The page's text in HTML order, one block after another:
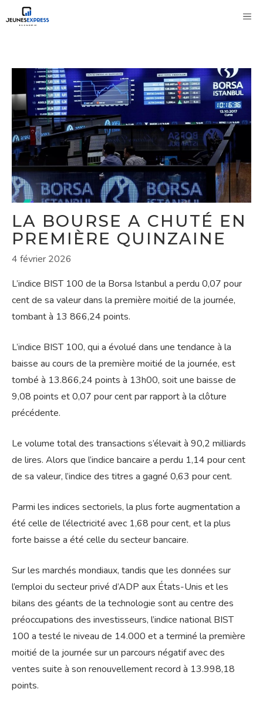
au
LA BOURSE A CHUTÉ EN
PREMIÈRE QUINZAINE
4 février 2026
L’indice BIST 100 de la Borsa Istanbul a perdu 0,07 pour
cent de sa valeur dans la première moitié de la journée,
tombant à 13 866,24 points.
L’indice BIST 100, qui a évolué dans une tendance à la
baisse au cours de la première moitié de la journée, est
tombé à 13.866,24 points à 13h00, soit une baisse de
9,08 points et 0,07 pour cent par rapport à la clôture
précédente.
Le volume total des transactions s’élevait à 90,2 milliards
de lires. Alors que l’indice bancaire a perdu 1,14 pour cent
de sa valeur, l’indice des titres a gagné 0,63 pour cent.
Parmi les indices sectoriels, la plus forte augmentation a
été celle de l’électricité avec 1,68 pour cent, et la plus
forte baisse a été celle du secteur bancaire.
Sur les marchés mondiaux, tandis que les données sur
l’emploi du secteur privé d’ADP aux États-Unis et les
bilans des géants de la technologie sont au centre des
préoccupations des investisseurs, l’indice national BIST
100 a testé le niveau de 14.000 et a terminé la première
moitié de la journée sur un parcours négatif avec des
ventes suite à son renouvellement record à 13.998,18
points.